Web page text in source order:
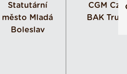
Statutární
město Mladá
Boleslav
CGM
BAK